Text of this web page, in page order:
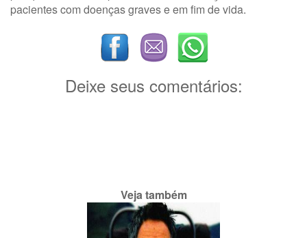
pacientes com doenças graves e em fim de vida.
Deixe seus comentários:
Veja também